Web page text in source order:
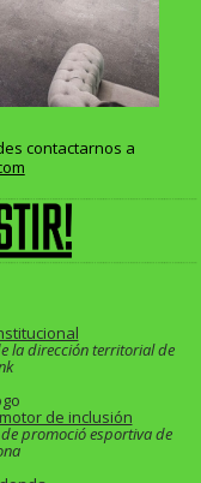
contactarnos a
la dirección territorial de
de inclusión
promoció esportiva de